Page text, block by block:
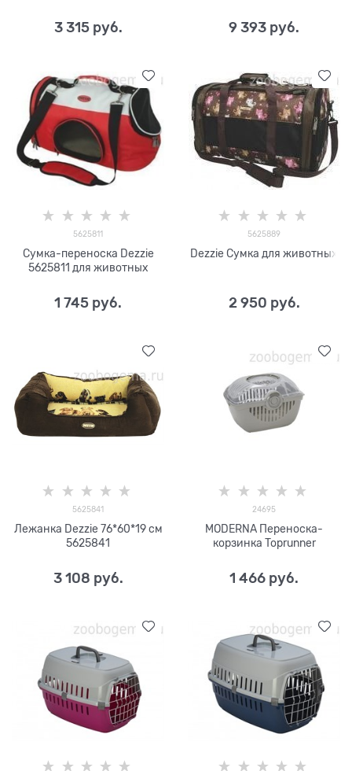
3 315 руб. 9 393 руб.
5625811
Сумка-переноска Dezzie
5625811 для животных
1 745 руб.
5625889
Dezzie Сумка для животных
2 950 руб.
5625841
Лежанка Dezzie 76*60*19 см
5625841
3 108 руб.
24695
MODERNA Переноска-
корзинка Toprunner
1 466 руб.